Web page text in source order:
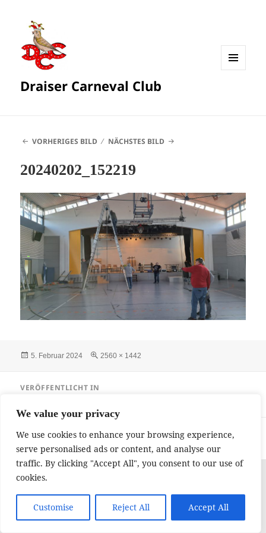
We value your privacy
We use cookies to enhance your browsing experience,
serve personalised ads or content, and analyse our
traffic. By clicking "Accept All", you consent to our use of
cookies.
Customise Reject All Accept All
Draiser Carneval Club
VORHERIGES BILD NÄCHSTES BILD
20240202_152219
Veröffentlicht
5. Februar 2024 Originalgröße
2560 × 1442
VERÖFFENTLICHT IN
Impressum und Datenschutzerklärung
Stolz präsentiert von